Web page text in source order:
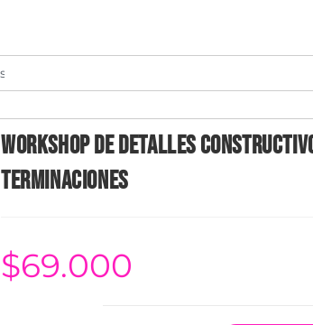
WORKSHOP DE DETALLES
TERMINACIONES
$69.000